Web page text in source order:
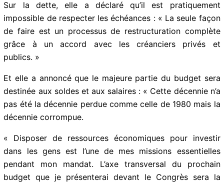
Sur la dette, elle a déclaré qu’il est pratiquement
impossible de respecter les échéances : « La seule
façon de faire est un processus de restructuration
complète grâce à un accord avec les créanciers privés
Et elle a annoncé que le majeure partie du budget sera
destinée aux soldes et aux salaires : « Cette décennie
n’a pas été la décennie perdue comme celle de 1980
« Disposer de ressources économiques pour investir
dans les gens est l’une de mes missions essentielles
pendant mon mandat. L’axe transversal du prochain